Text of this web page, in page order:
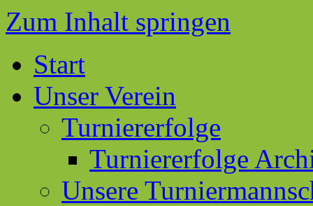
Zum Inhalt springen
Start
Unser Verein
Turniererfolge
Turniererfolge
Unsere